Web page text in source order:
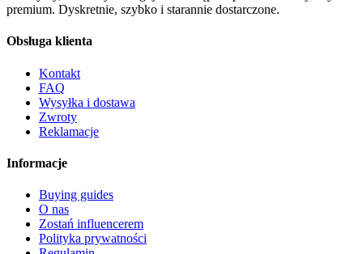
premium. Dyskretnie, szybko i starannie dostarczone.
Obsługa klienta
Kontakt
FAQ
Wysyłka i dostawa
Zwroty
Reklamacje
Informacje
Buying guides
O nas
Zostań influencerem
Polityka prywatności